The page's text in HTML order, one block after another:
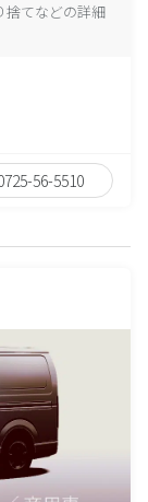
捨てなどの詳細
56-5510